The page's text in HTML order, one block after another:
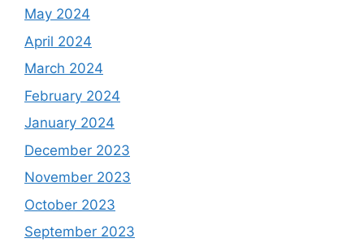
May 2024
April 2024
March 2024
February 2024
January 2024
December 2023
November 2023
October 2023
September 2023